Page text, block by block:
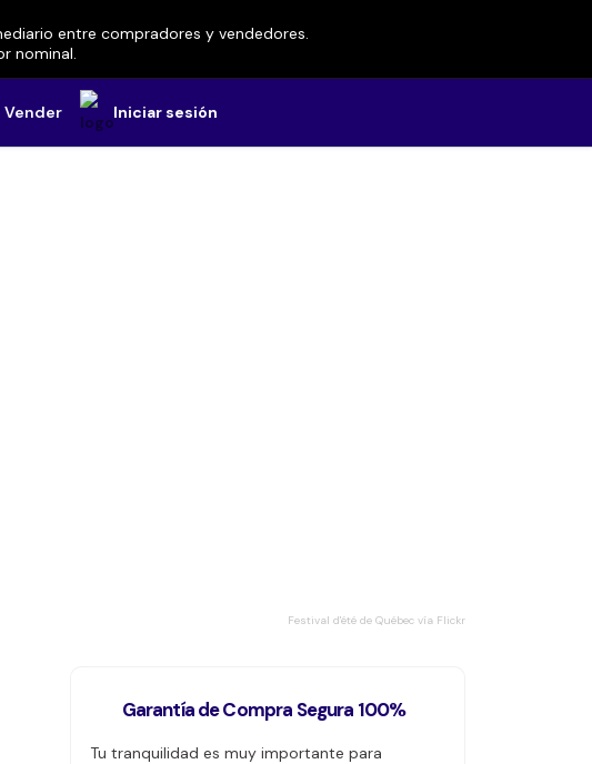
entre compradores y vendedores.
nominal.
Vender Iniciar sesión
Festival d'été de Québec vía Flickr
Garantía de Compra Segura 100%
Tu tranquilidad es muy importante para